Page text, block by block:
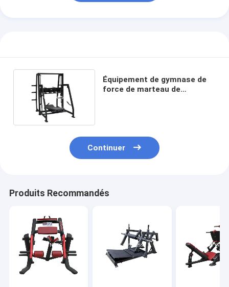
Équipement de gymnase de
force de marteau de
Continuer
Produits Recommandés